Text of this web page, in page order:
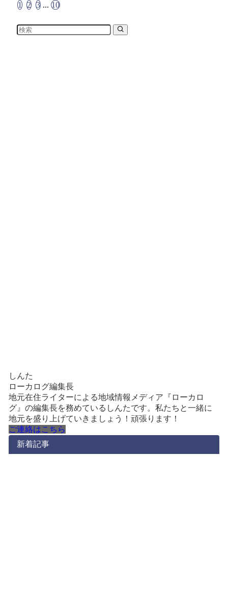
1 2 3 ... 10
しんた
ローカログ編集長
地元在住ライターによる地域情報メディア『ローカロ
グ』の編集長を務めているしんたです。私たちと一緒に
地元を盛り上げていきましょう！頑張ります！
ご連絡はこちら
新着記事